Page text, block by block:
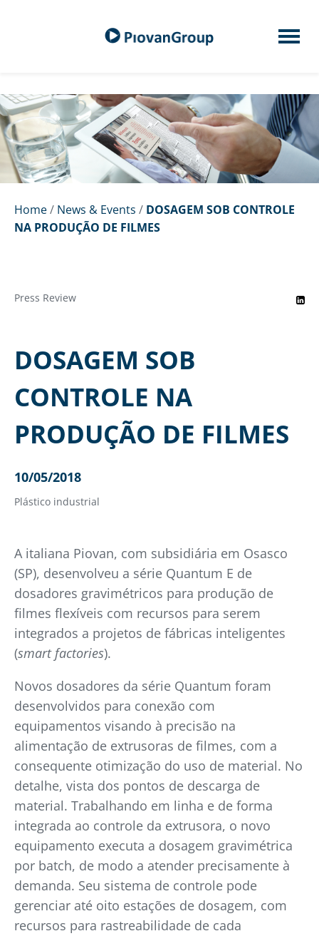
Home/ News & Events / DOSAGEM SOB CONTROLE
NA PRODUÇÃO DE FILMES
Press Review
DOSAGEM SOB
CONTROLE NA
PRODUÇÃO DE FILMES
10/05/2018
Plástico industrial
A italiana Piovan, com subsidiária em Osasco
(SP), desenvolveu a série Quantum E de
dosadores gravimétricos para produção de
filmes flexíveis com recursos para serem
integrados a projetos de fábricas inteligentes
(smart factories).
Novos dosadores da série Quantum foram
desenvolvidos para conexão com
equipamentos visando à precisão na
alimentação de extrusoras de filmes, com a
consequente otimização do uso de material. No
detalhe, vista dos pontos de descarga de
material. Trabalhando em linha e de forma
integrada ao controle da extrusora, o novo
equipamento executa a dosagem gravimétrica
por batch, de modo a atender precisamente à
demanda. Seu sistema de controle pode
gerenciar até oito estações de dosagem, com
recursos para rastreabilidade de cada